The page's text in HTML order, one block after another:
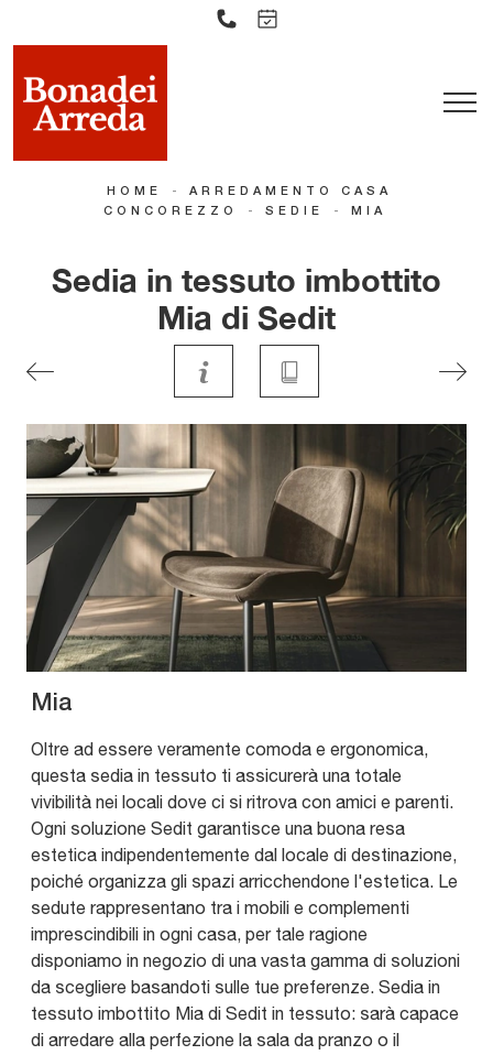
HOME -
ARREDAMENTO CASA
CONCOREZZO
- SEDIE - MIA
Sedia in tessuto imbottito
Mia di Sedit
Mia
Oltre ad essere veramente comoda e ergonomica,
questa sedia in tessuto ti assicurerà una totale
vivibilità nei locali dove ci si ritrova con amici e parenti.
Ogni soluzione Sedit garantisce una buona resa
estetica indipendentemente dal locale di destinazione,
poiché organizza gli spazi arricchendone l'estetica. Le
sedute rappresentano tra i mobili e complementi
imprescindibili in ogni casa, per tale ragione
disponiamo in negozio di una vasta gamma di soluzioni
da scegliere basandoti sulle tue preferenze. Sedia in
tessuto imbottito Mia di Sedit in tessuto: sarà capace
di arredare alla perfezione la sala da pranzo o il